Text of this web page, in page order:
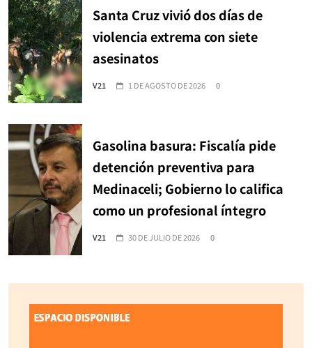
Santa Cruz vivió dos días de
violencia extrema con siete
asesinatos
V21 1 DE AGOSTO DE 2026 0
Gasolina basura: Fiscalía pide
detención preventiva para
Medinaceli; Gobierno lo califica
como un profesional íntegro
V21 30 DE JULIO DE 2026 0